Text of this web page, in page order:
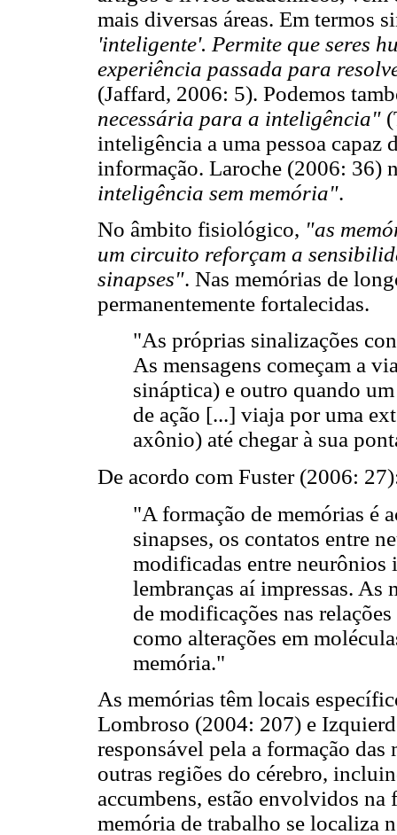
mais diversas áreas. Em termos
'inteligente'. Permite que seres
experiência passada para
(Jaffard, 2006: 5). Podemos
necessária para a inteligência"
inteligência a uma pessoa capaz
informação. Laroche (2006: 36)
inteligência sem memória".
No âmbito fisiológico, "as
um circuito reforçam a
sinapses". Nas memórias de
permanentemente fortalecidas.
"As próprias sinalizações
As mensagens começam a
sináptica) e outro quando
de ação [...] viaja por uma
axônio) até chegar à sua
De acordo com Fuster (2006:
"A formação de memórias é
sinapses, os contatos entre
modificadas entre neurônios
lembranças aí impressas. As
de modificações nas
como alterações em
memória."
As memórias têm locais
Lombroso (2004: 207) e
responsável pela a formação
outras regiões do cérebro,
accumbens, estão envolvidos
memória de trabalho se localiza